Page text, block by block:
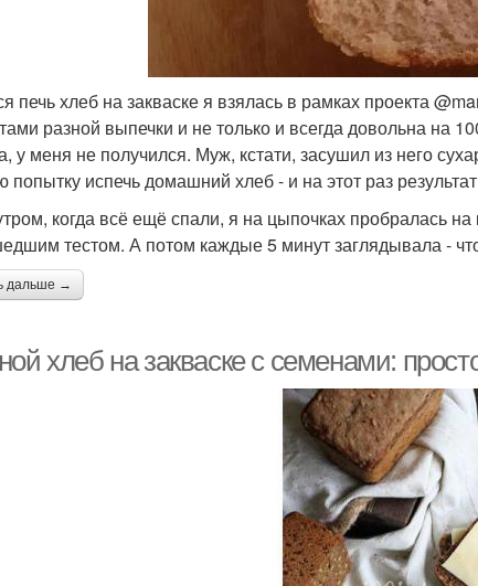
печь хлеб на закваске я взялась в рамках проекта
разной выпечки и не только и всегда довольна на
у меня не получился. Муж, кстати, засушил из него
попытку испечь домашний хлеб - и на этот раз
когда всё ещё спали, я на цыпочках пробралась
тестом. А потом каждые 5 минут заглядывала -
дальше →
хлеб на закваске с семенами: